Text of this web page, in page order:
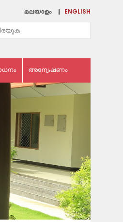
മലയാളം ENGLISH
അന്വേഷണം